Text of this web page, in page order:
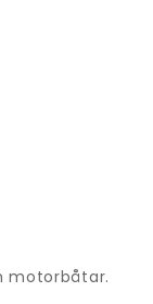
motorbåtar.